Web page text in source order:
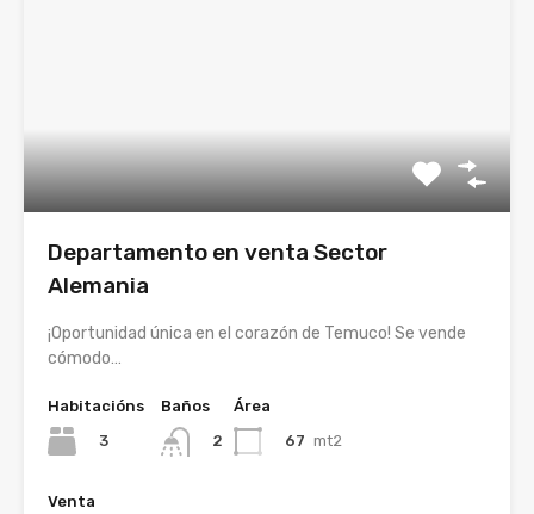
Departamento en venta Sector
Alemania
¡Oportunidad única en el corazón de Temuco! Se vende
cómodo…
Habitacións
3
Baños
2
Área
67 mt2
Venta